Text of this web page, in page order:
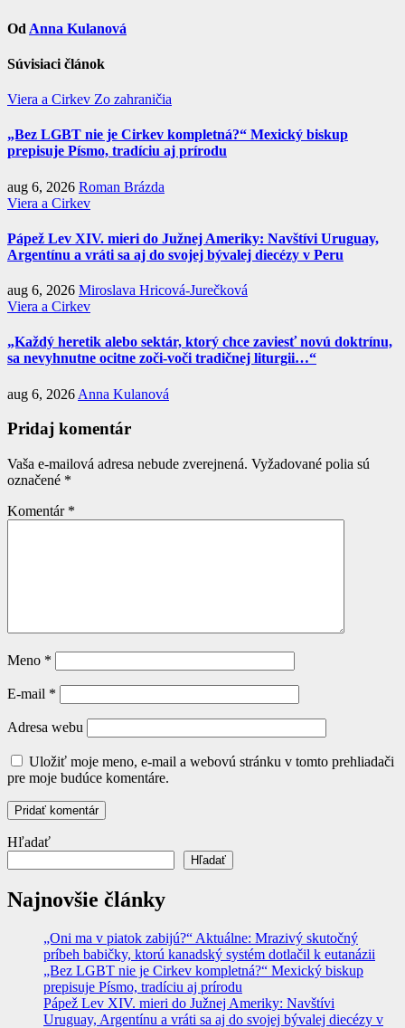
Od Anna Kulanová
Súvisiaci článok
Viera a Cirkev Zo zahraničia
„Bez LGBT nie je Cirkev kompletná?“ Mexický biskup
prepisuje Písmo, tradíciu aj prírodu
aug 6, 2026 Roman Brázda
Viera a Cirkev
Pápež Lev XIV. mieri do Južnej Ameriky: Navštívi Uruguay,
Argentínu a vráti sa aj do svojej bývalej diecézy v Peru
aug 6, 2026 Miroslava Hricová-Jurečková
Viera a Cirkev
„Každý heretik alebo sektár, ktorý chce zaviesť novú doktrínu,
sa nevyhnutne ocitne zoči-voči tradičnej liturgii…“
aug 6, 2026 Anna Kulanová
Pridaj komentár
Vaša e-mailová adresa nebude zverejnená. Vyžadované polia sú
označené *
Komentár *
Meno *
E-mail *
Adresa webu
Uložiť moje meno, e-mail a webovú stránku v tomto prehliadači
pre moje budúce komentáre.
Hľadať
Hľadať
Najnovšie články
„Oni ma v piatok zabijú?“ Aktuálne: Mrazivý skutočný
príbeh babičky, ktorú kanadský systém dotlačil k eutanázii
„Bez LGBT nie je Cirkev kompletná?“ Mexický biskup
prepisuje Písmo, tradíciu aj prírodu
Pápež Lev XIV. mieri do Južnej Ameriky: Navštívi
Uruguay, Argentínu a vráti sa aj do svojej bývalej diecézy v